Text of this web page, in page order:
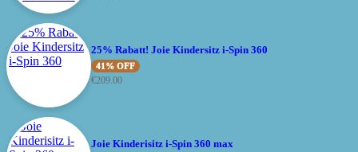
25% Rabatt! Joie Kindersitz i-Spin 360
41% OFF
€209.00
Joie Kinderisitz i-Spin 360 max